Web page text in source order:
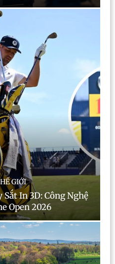
GIỚI
Sắt In 3D: Công Nghệ
Open 2026